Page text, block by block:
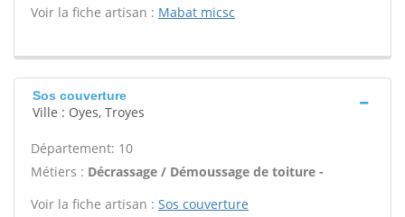
Voir la fiche artisan : Mabat micsc
Sos couverture
Ville : Oyes, Troyes
Département: 10
Métiers : Décrassage / Démoussage de toiture -
Voir la fiche artisan : Sos couverture